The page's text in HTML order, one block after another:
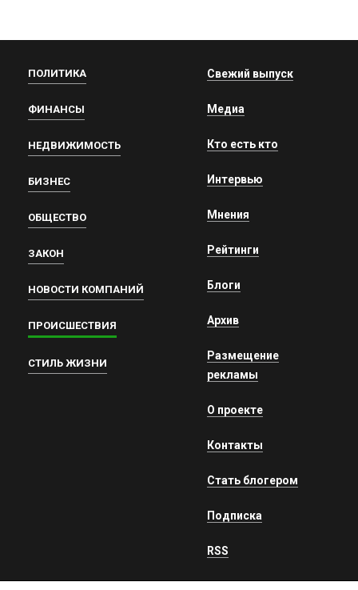
ПОЛИТИКА
ФИНАНСЫ
НЕДВИЖИМОСТЬ
БИЗНЕС
ОБЩЕСТВО
ЗАКОН
НОВОСТИ КОМПАНИЙ
ПРОИСШЕСТВИЯ
СТИЛЬ ЖИЗНИ
Свежий выпуск
Медиа
Кто есть кто
Интервью
Мнения
Рейтинги
Блоги
Архив
Размещение
рекламы
О проекте
Контакты
Стать блогером
Подписка
RSS